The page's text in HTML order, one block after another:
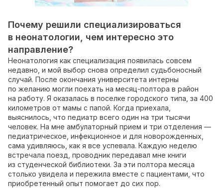
Почему решили специализироваться
в неонатологии, чем интересно это
направление?
Неонатология как специализация появилась совсем
недавно, и мой выбор снова определил судьбоносный
случай. После окончания университета интерны
по желанию могли поехать на месяц-полтора в район
на работу. Я оказалась в поселке городского типа, за 400
километров от мамы с папой. Когда приехала,
выяснилось, что педиатр всего один на три тысячи
человек. На мне амбулаторный прием и три отделения —
педиатрическое, инфекционное и для новорожденных,
сама удивляюсь, как я все успевала. Каждую неделю
встречала поезд, проводник передавал мне книги
из студенческой библиотеки. За эти полтора месяца
столько увидела и пережила вместе с пациентами, что
приобретенный опыт помогает до сих пор.